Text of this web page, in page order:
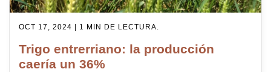
OCT 17, 2024 | 1 MIN DE LECTURA.
Trigo entrerriano: la producción
caería un 36%